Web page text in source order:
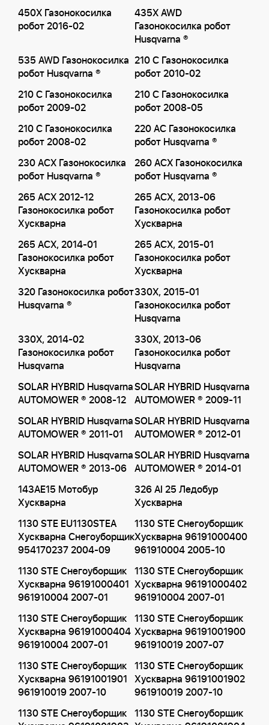
450X Газонокосилка
робот 2016-02
435X AWD
Газонокосилка робот
Husqvarna ®
535 AWD Газонокосилка
робот Husqvarna ®
210 C Газонокосилка
робот 2010-02
210 C Газонокосилка
робот 2009-02
210 C Газонокосилка
робот 2008-05
210 C Газонокосилка
робот 2008-02
220 AC Газонокосилка
робот Husqvarna ®
230 ACX Газонокосилка
робот Husqvarna ®
260 ACX Газонокосилка
робот Husqvarna ®
265 ACX 2012-12
Газонокосилка робот
Хускварна
265 ACX, 2013-06
Газонокосилка робот
Хускварна
265 ACX, 2014-01
Газонокосилка робот
Хускварна
265 ACX, 2015-01
Газонокосилка робот
Хускварна
320 Газонокосилка робот
Husqvarna ®
330X, 2015-01
Газонокосилка робот
Husqvarna
330X, 2014-02
Газонокосилка робот
Husqvarna
330X, 2013-06
Газонокосилка робот
Husqvarna
SOLAR HYBRID Husqvarna
AUTOMOWER ® 2008-12
SOLAR HYBRID Husqvarna
AUTOMOWER ® 2009-11
SOLAR HYBRID Husqvarna
AUTOMOWER ® 2011-01
SOLAR HYBRID Husqvarna
AUTOMOWER ® 2012-01
SOLAR HYBRID Husqvarna
AUTOMOWER ® 2013-06
SOLAR HYBRID Husqvarna
AUTOMOWER ® 2014-01
143AE15 Мотобур
Хускварна
326 AI 25 Ледобур
Хускварна
1130 STE EU1130STEA
Хускварна Снегоуборщик
954170237 2004-09
1130 STE Снегоуборщик
Хускварна 96191000400
961910004 2005-10
1130 STE Снегоуборщик
Хускварна 96191000401
961910004 2007-01
1130 STE Снегоуборщик
Хускварна 96191000402
961910004 2007-01
1130 STE Снегоуборщик
Хускварна 96191000404
961910004 2007-01
1130 STE Снегоуборщик
Хускварна 96191001900
961910019 2007-07
1130 STE Снегоуборщик
Хускварна 96191001901
961910019 2007-10
1130 STE Снегоуборщик
Хускварна 96191001902
961910019 2007-10
1130 STE Снегоуборщик 1130 STE Снегоуборщик